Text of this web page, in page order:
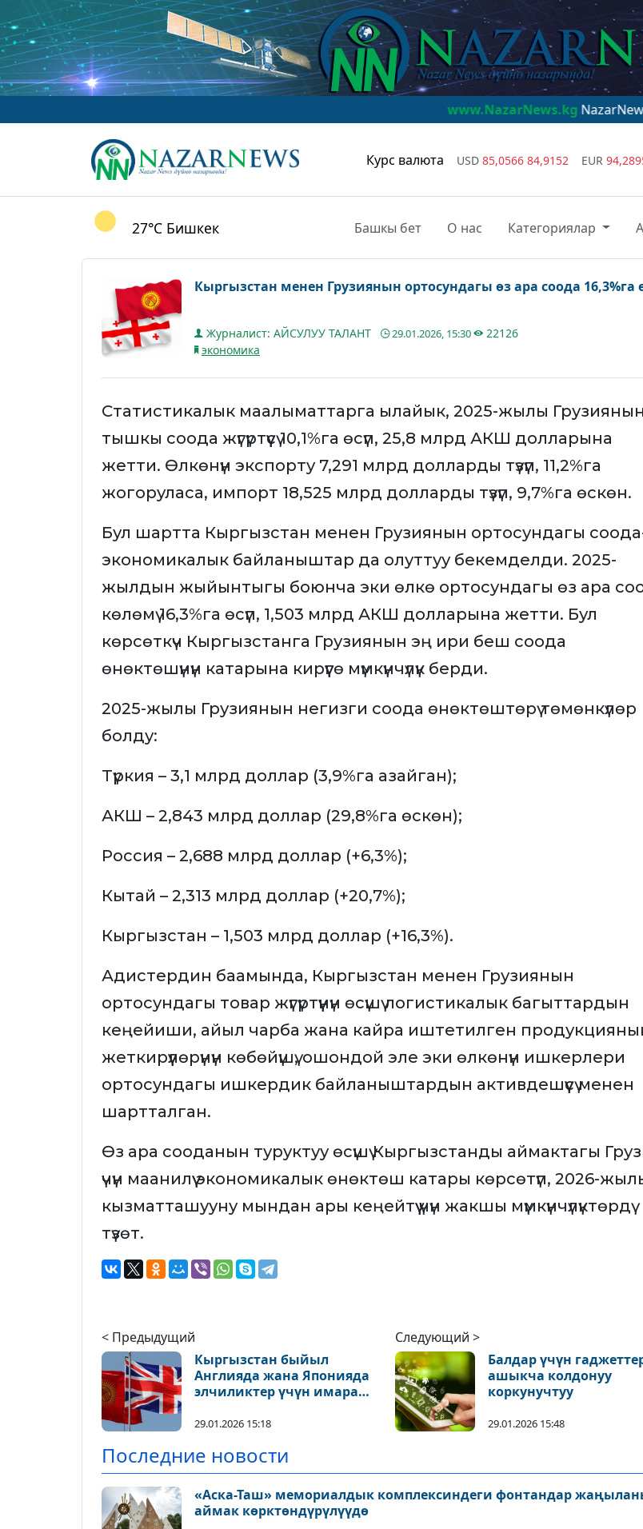
www.NazarNews.kgNazarNews - дүйнө
Курс валюта USD 85,0566 84,9152 EUR
27°C Бишкек Башкы бет О нас Категориялар
Кыргызстан менен Грузиянын ортосундагы өз ара соода 16,3%га
Журналист: АЙСУЛУУ ТАЛАНТ 29.01.2026, 15:30
22126
экономика
Статистикалык маалыматтарга ылайык, 2025-жылы Грузиянын
тышкы соода жүгүртүүсү 10,1%га өсүп, 25,8 млрд АКШ долларына
жетти. Өлкөнүн экспорту 7,291 млрд долларды түзүп, 11,2%га
жогоруласа, импорт 18,525 млрд долларды түзүп, 9,7%га өскөн.
Бул шартта Кыргызстан менен Грузиянын ортосундагы
экономикалык байланыштар да олуттуу бекемделди. 2025-
жылдын жыйынтыгы боюнча эки өлкө ортосундагы өз ара
көлөмү 16,3%га өсүп, 1,503 млрд АКШ долларына жетти. Бул
көрсөткүч Кыргызстанга Грузиянын эң ири беш соода
өнөктөшүнүн катарына кирүүгө мүмкүнчүлүк берди.
2025-жылы Грузиянын негизги соода өнөктөштөрү төмөнкүлөр
болду:
Түркия – 3,1 млрд доллар (3,9%га азайган);
АКШ – 2,843 млрд доллар (29,8%га өскөн);
Россия – 2,688 млрд доллар (+6,3%);
Кытай – 2,313 млрд доллар (+20,7%);
Кыргызстан – 1,503 млрд доллар (+16,3%).
Адистердин баамында, Кыргызстан менен Грузиянын
ортосундагы товар жүгүртүүнүн өсүшү логистикалык багыттардын
кеңейиши, айыл чарба жана кайра иштетилген
жеткирүүлөрүнүн көбөйүшү, ошондой эле эки өлкөнүн ишкерлери
ортосундагы ишкердик байланыштардын активдешүүсү менен
шартталган.
Өз ара сооданын туруктуу өсүшү Кыргызстанды аймактагы
үчүн маанилүү экономикалык өнөктөш катары көрсөтүп, 2026-
кызматташууну мындан ары кеңейтүү үчүн жакшы мүмкүнчүлүктөрдү
түзөт.
< Предыдущий
Кыргызстан быйыл
Англияда жана Японияда
элчиликтер үчүн имарат
29.01.2026 15:18
Следующий >
Балдар үчүн
ашыкча колдонуу
коркунучтуу
29.01.2026 15:48
Последние новости
«Аска-Таш» мемориалдык комплексиндеги фонтандар
аймак көрктөндүрүлүүдө